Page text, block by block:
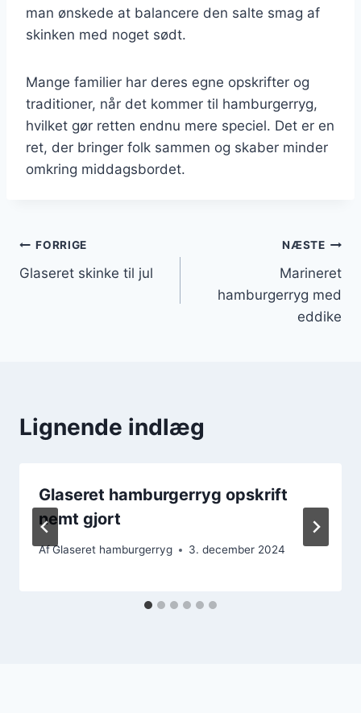
man ønskede at balancere den salte smag af
skinken med noget sødt.
Mange familier har deres egne opskrifter og
traditioner, når det kommer til hamburgerryg,
hvilket gør retten endnu mere speciel. Det er en
ret, der bringer folk sammen og skaber minder
omkring middagsbordet.
Indlægsnavigation
FORRIGE
Glaseret skinke til jul
NÆSTE
Marineret
hamburgerryg med
eddike
Lignende indlæg
Glaseret hamburgerryg opskrift
nemt gjort
AfGlaseret hamburgerryg 3. december 2024